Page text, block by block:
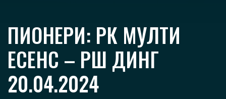
ПИОНЕРИ: РК МУЛТИ
ЕСЕНС – РШ ДИНГ
20.04.2024